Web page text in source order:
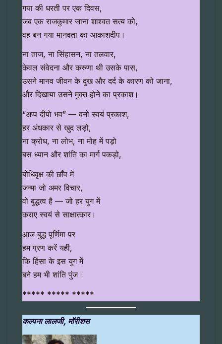
गया की धरती पर एक दिवस,
जब एक राजकुमार जाना शाश्वत सत्य को,
वह बन गया मानवता का आकाशदीप।
ना ताज, ना सिंहासन, ना तलवार,
केवल संवेदना और करुणा थी उसके पास,
उसने मानव जीवन के दुख और दर्द के कारण को जाना,
और दिखाया उसने मुक्त होने का प्रकाश।
“अप्प दीपो भव” — बनो स्वयं प्रकाश,
हर अंधकार से खुद लड़ो,
ना क्रोध, ना लोभ, ना मोह में पड़ो
बस ध्यान और शांति का मार्ग पकड़ो,
बोधिवृक्ष की छाँव में
जन्मा जो अमर विचार,
वो बुद्धत्व है — जो हर युग में
कराए स्वयं से साक्षात्कार।
आज बुद्ध पूर्णिमा पर
हम प्रण करें यही,
कि हिंसा के इस युग में
बने हम भी शांति पुंज।
***** ***** *****
कल्पना लालजी, मॉरीशस